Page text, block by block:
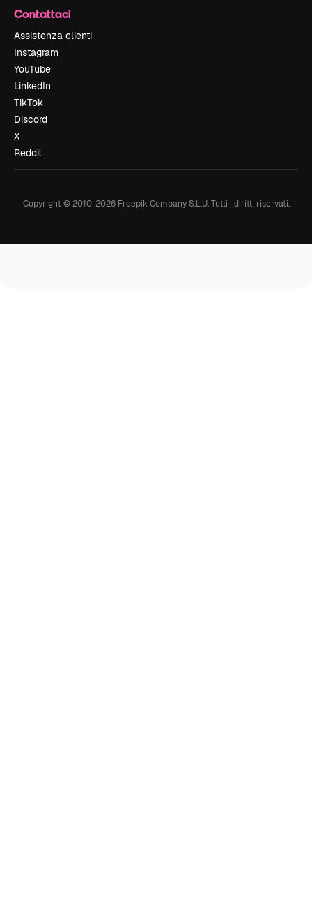
Contattaci
Assistenza clienti
Instagram
YouTube
LinkedIn
TikTok
Discord
X
Reddit
Copyright © 2010-2026Freepik Company S.L.U. Tutti i diritti riservati.